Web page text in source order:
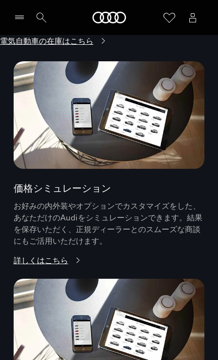
電気自動車の在庫はこちら
価格シミュレーション
お好みの内外装やオプションでカスタマイズをした、
あなただけのAudiをシミュレーションできます。結果
を保存いただく、正規ディーラーとのスムーズな商談
にもご活用いただけます。
詳しくはこちら